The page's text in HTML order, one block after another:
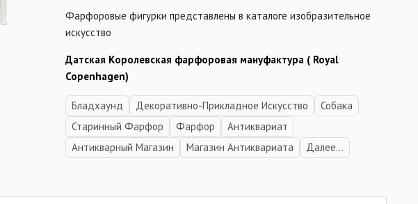
Фарфоровые фигурки представлены в каталоге изобразительное
искусство
Датская Королевская фарфоровая мануфактура ( Royal
Copenhagen)
Бладхаунд Декоративно-Прикладное Искусство
Собака
Старинный Фарфор
Фарфор
Антиквариат
Антикварный Магазин
Магазин Антиквариата Далее...